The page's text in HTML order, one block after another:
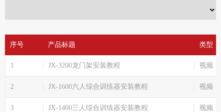
序号 产品标题 类型
1 JX-3200龙门架安装教程 视频
2 JX-1600六人综合训练器安装教程 视频
3 JX-1400三人综合训练器安装教程 视频